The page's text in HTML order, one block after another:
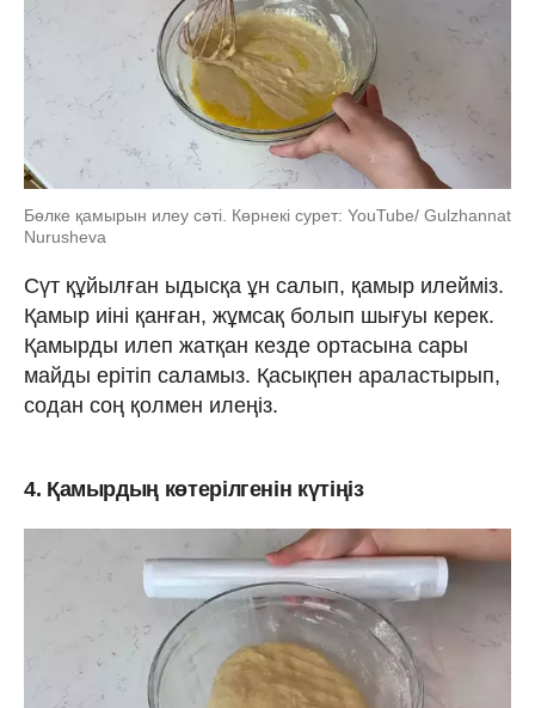
Бөлке қамырын илеу сәті. Көрнекі сурет: YouTube/ Gulzhannat
Nurusheva
Сүт құйылған ыдысқа ұн салып, қамыр илейміз.
Қамыр иіні қанған, жұмсақ болып шығуы керек.
Қамырды илеп жатқан кезде ортасына сары
майды ерітіп саламыз. Қасықпен араластырып,
содан соң қолмен илеңіз.
4. Қамырдың көтерілгенін күтіңіз